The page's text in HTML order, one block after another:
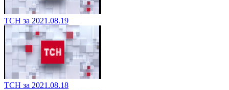
ТСН за 2021.08.19
ТСН за 2021.08.18